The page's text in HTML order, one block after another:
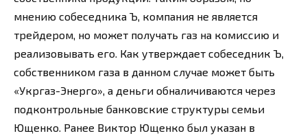
мнению собеседника Ъ, компания не является
трейдером, но может получать газ на комиссию и
реализовывать его. Как утверждает собеседник Ъ,
собственником газа в данном случае может быть
«Укргаз-Энерго», а деньги обналичиваются через
подконтрольные банковские структуры семьи
Ющенко. Ранее Виктор Ющенко был указан в